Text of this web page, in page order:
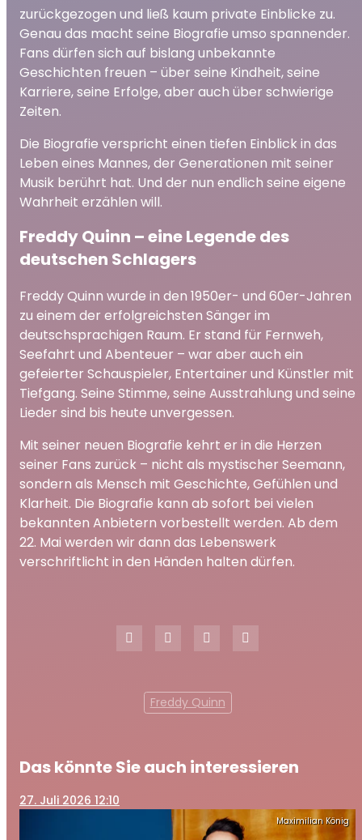
zurückgezogen und ließ kaum private Einblicke zu.
Genau das macht seine Biografie umso spannender.
Fans dürfen sich auf bislang unbekannte
Geschichten freuen – über seine Kindheit, seine
Karriere, seine Erfolge, aber auch über schwierige
Zeiten.
Die Biografie verspricht einen tiefen Einblick in das
Leben eines Mannes, der Generationen mit seiner
Musik berührt hat. Und der nun endlich seine eigene
Wahrheit erzählen will.
Freddy Quinn – eine Legende des
deutschen Schlagers
Freddy Quinn wurde in den 1950er- und 60er-Jahren
zu einem der erfolgreichsten Sänger im
deutschsprachigen Raum. Er stand für Fernweh,
Seefahrt und Abenteuer – war aber auch ein
gefeierter Schauspieler, Entertainer und Künstler mit
Tiefgang. Seine Stimme, seine Ausstrahlung und seine
Lieder sind bis heute unvergessen.
Mit seiner neuen Biografie kehrt er in die Herzen
seiner Fans zurück – nicht als mystischer Seemann,
sondern als Mensch mit Geschichte, Gefühlen und
Klarheit. Die Biografie kann ab sofort bei vielen
bekannten Anbietern vorbestellt werden. Ab dem
22. Mai werden wir dann das Lebenswerk
verschriftlicht in den Händen halten dürfen.
Freddy Quinn
Das könnte Sie auch interessieren
27. Juli 2026 12:10
Maximilian König